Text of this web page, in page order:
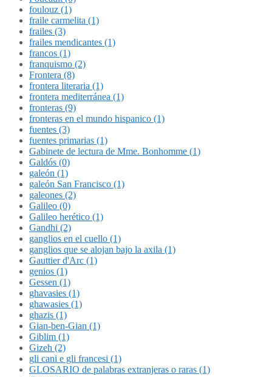
foulouz (1)
fraile carmelita (1)
frailes (3)
frailes mendicantes (1)
francos (1)
franquismo (2)
Frontera (8)
frontera literaria (1)
frontera mediterránea (1)
fronteras (9)
fronteras en el mundo hispanico (1)
fuentes (3)
fuentes primarias (1)
Gabinete de lectura de Mme. Bonhomme (1)
Galdós (0)
galeón (1)
galeón San Francisco (1)
galeones (2)
Galileo (0)
Galileo herético (1)
Gandhi (2)
ganglios en el cuello (1)
ganglios que se alojan bajo la axila (1)
Gauttier d'Arc (1)
genios (1)
Gessen (1)
ghavasies (1)
ghawasies (1)
ghazis (1)
Gian-ben-Gian (1)
Giblim (1)
Gizeh (2)
gli cani e gli francesi (1)
GLOSARIO de palabras extranjeras o raras (1)